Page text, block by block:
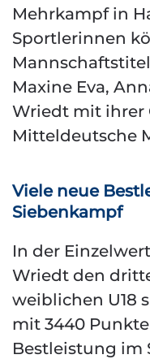
Mehrkampf in
Sportlerinnen
Maxine Eva,
Wriedt mit ihrer
Mitteldeutsche
Viele neue
Siebenkampf
In der
Wriedt den
weiblichen U18
mit 3440
Bestleistung im